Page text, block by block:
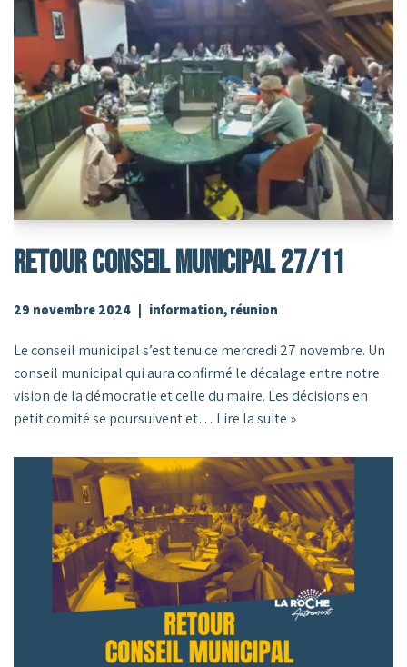
RETOUR CONSEIL MUNICIPAL 27/11
29 novembre 2024 information, réunion
Le conseil municipal s’est tenu ce mercredi 27 novembre. Un
conseil municipal qui aura confirmé le décalage entre notre
vision de la démocratie et celle du maire. Les décisions en
petit comité se poursuivent et… Lire la suite »